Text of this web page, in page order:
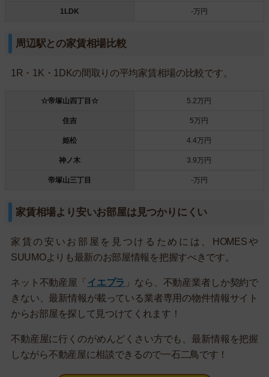
1LDK -万円
周辺駅との家賃相場比較
1R・1K・1DKの間取りの平均家賃相場の比較です。
☆帝塚山四丁目☆ 5.2万円
住吉 5万円
姫松 4.4万円
神ノ木 3.9万円
帝塚山三丁目 -万円
家賃相場より安いお部屋は見つかりにくい
家賃の安いお部屋を見つけるためには、HOMESや
SUUMOよりも最新のお部屋情報を把握すべきです。
ネット不動産屋「 イエプラ 」なら、不動産業者しか契約で
きない、最新情報が載っている業者専用の物件情報サイト
からお部屋を探して見つけてくれます！
不動産屋に行くのがめんどくさい方でも、最新情報を把握
しながら不動産屋に相談できるので一石二鳥です！